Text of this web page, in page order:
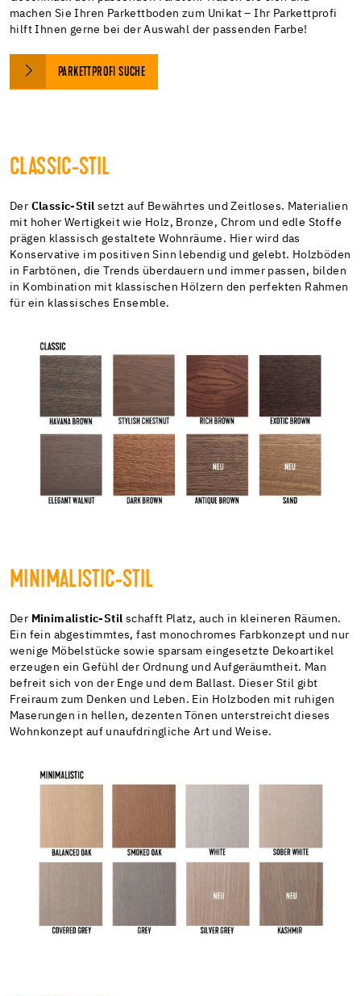
machen Sie Ihren Parkettboden zum Unikat – Ihr Parkettprofi
hilft Ihnen gerne bei der Auswahl der passenden Farbe!
PARKETTPROFI SUCHE
CLASSIC-STIL
Der Classic-Stil setzt auf Bewährtes und Zeitloses. Materialien
mit hoher Wertigkeit wie Holz, Bronze, Chrom und edle Stoffe
prägen klassisch gestaltete Wohnräume. Hier wird das
Konservative im positiven Sinn lebendig und gelebt. Holzböden
in Farbtönen, die Trends überdauern und immer passen, bilden
in Kombination mit klassischen Hölzern den perfekten Rahmen
für ein klassisches Ensemble.
MINIMALISTIC-STIL
Der Minimalistic-Stil schafft Platz, auch in kleineren Räumen.
Ein fein abgestimmtes, fast monochromes Farbkonzept und nur
wenige Möbelstücke sowie sparsam eingesetzte Dekoartikel
erzeugen ein Gefühl der Ordnung und Aufgeräumtheit. Man
befreit sich von der Enge und dem Ballast. Dieser Stil gibt
Freiraum zum Denken und Leben. Ein Holzboden mit ruhigen
Maserungen in hellen, dezenten Tönen unterstreicht dieses
Wohnkonzept auf unaufdringliche Art und Weise.